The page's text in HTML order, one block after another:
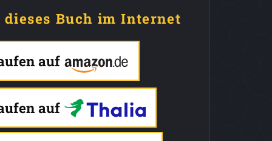
dieses Buch im Internet
auf
auf